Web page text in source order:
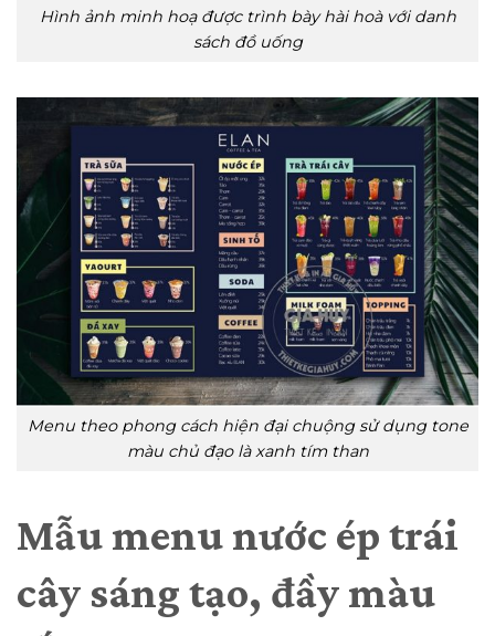
Hình ảnh minh hoạ được trình bày hài hoà với danh
sách đồ uống
Menu theo phong cách hiện đại chuộng sử dụng tone
màu chủ đạo là xanh tím than
Mẫu menu nước ép trái
cây sáng tạo, đầy màu